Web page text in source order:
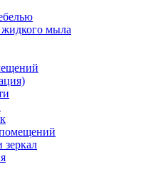
мыла
зеркал